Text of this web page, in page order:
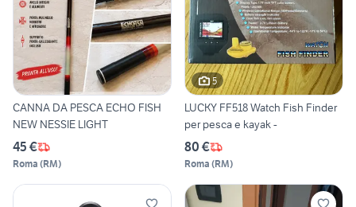
CANNA DA PESCA ECHO FISH
NEW NESSIE LIGHT
45 €
Roma (RM)
5
LUCKY FF518 Watch Fish Finder
per pesca e kayak -
80 €
Roma (RM)